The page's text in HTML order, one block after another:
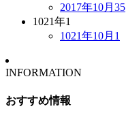
2017年10月 35
1021年1
1021年10月 1
INFORMATION
おすすめ情報